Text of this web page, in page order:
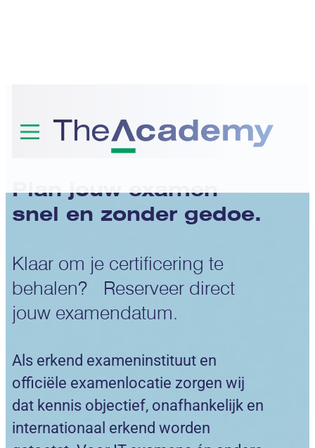
Examens
Plan jouw examen
snel en zonder gedoe.
Klaar om je certificering te
behalen? Reserveer direct
jouw examendatum.
Als erkend exameninstituut en
officiële examenlocatie zorgen wij
dat kennis objectief, onafhankelijk en
internationaal erkend worden